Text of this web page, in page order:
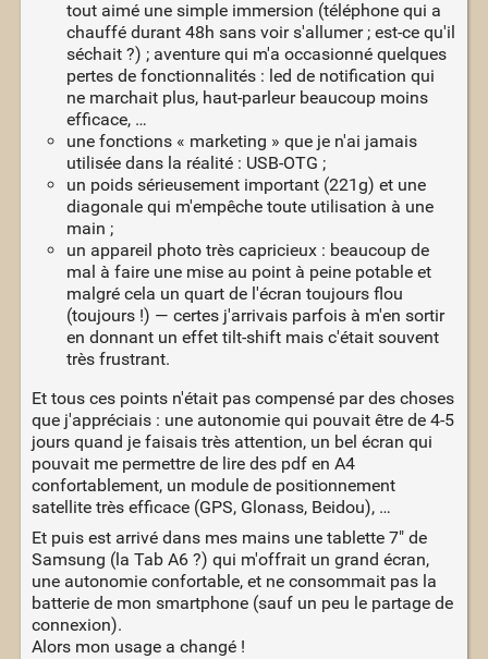
tout aimé une simple immersion (téléphone qui a
chauffé durant 48h sans voir s'allumer ; est-ce qu'il
séchait ?) ; aventure qui m'a occasionné quelques
pertes de fonctionnalités : led de notification qui
ne marchait plus, haut-parleur beaucoup moins
efficace, …
une fonctions « marketing » que je n'ai jamais
utilisée dans la réalité : USB-OTG ;
un poids sérieusement important (221g) et une
diagonale qui m'empêche toute utilisation à une
main ;
un appareil photo très capricieux : beaucoup de
mal à faire une mise au point à peine potable et
malgré cela un quart de l'écran toujours flou
(toujours !) — certes j'arrivais parfois à m'en sortir
en donnant un effet tilt-shift mais c'était souvent
très frustrant.
Et tous ces points n'était pas compensé par des choses
que j'appréciais : une autonomie qui pouvait être de 4-5
jours quand je faisais très attention, un bel écran qui
pouvait me permettre de lire des pdf en A4
confortablement, un module de positionnement
satellite très efficace (GPS, Glonass, Beidou), …
Et puis est arrivé dans mes mains une tablette 7" de
Samsung (la Tab A6 ?) qui m'offrait un grand écran,
une autonomie confortable, et ne consommait pas la
batterie de mon smartphone (sauf un peu le partage de
connexion).
Alors mon usage a changé !